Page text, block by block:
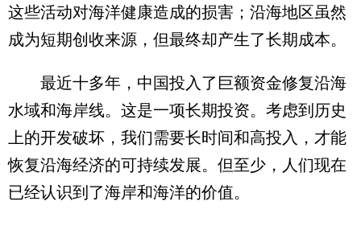
这些活动对海洋健康造成的损害；沿海地区虽然
成为短期创收来源，但最终却产生了长期成本。
最近十多年，中国投入了巨额资金修复沿海
水域和海岸线。这是一项长期投资。考虑到历史
上的开发破坏，我们需要长时间和高投入，才能
恢复沿海经济的可持续发展。但至少，人们现在
已经认识到了海岸和海洋的价值。